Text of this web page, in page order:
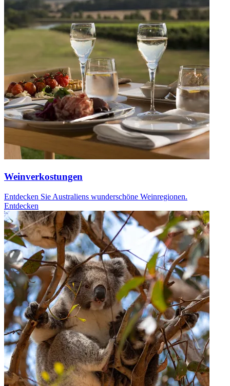
Weinverkostungen
Entdecken Sie Australiens wunderschöne Weinregionen.
Entdecken